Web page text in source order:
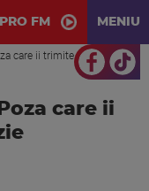
FM MENIU
ii trimite pe fani in fantezie
care ii